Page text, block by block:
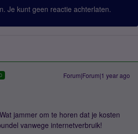
Je kunt geen reactie achterlaten.
Forum|Forum|1 year ago
jammer om te horen dat je kosten
vanwege internetverbruik!